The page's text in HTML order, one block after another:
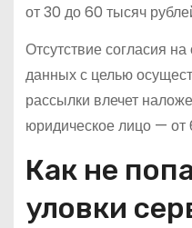
от 30 до 60 тысяч
Отсутствие согласия
данных с целью
рассылки влечет
юридическое лицо — от
Как не
уловки